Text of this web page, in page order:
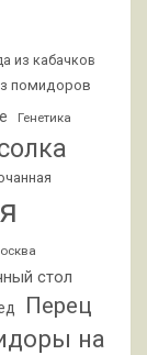
из кабачков
помидоров
Генетика
стол
Перец
на